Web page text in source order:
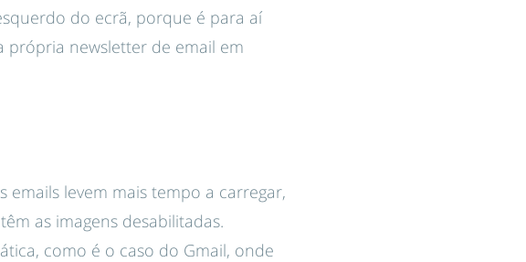
do ecrã, porque é para aí
própria newsletter de email em
levem mais tempo a carregar,
as imagens desabilitadas.
como é o caso do Gmail, onde